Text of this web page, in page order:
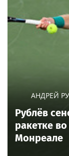
АНДРЕЙ
Рублёв
ракетке
Монреале